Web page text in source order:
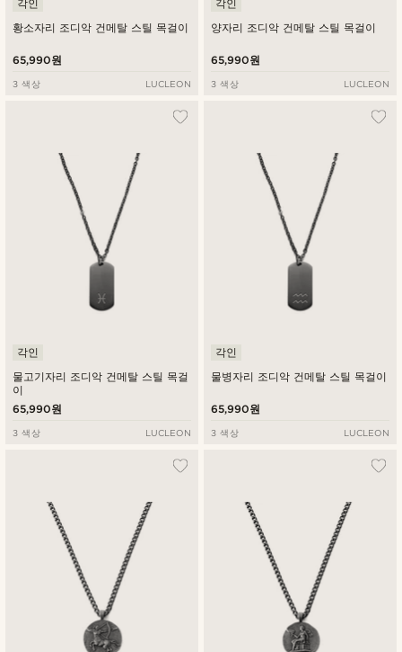
황소자리 조디악 건메탈 스틸 목걸이
각인
65,990원
3 색상 LUCLEON
양자리 조디악 건메탈 스틸 목걸이
각인
65,990원
3 색상 LUCLEON
물고기자리 조디악 건메탈 스틸 목걸
이
각인
65,990원
3 색상 LUCLEON
물병자리 조디악 건메탈 스틸 목걸이
각인
65,990원
3 색상 LUCLEON